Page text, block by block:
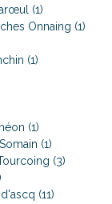
(1)
Onnaing (1)
(1)
(1)
(1)
(3)
(11)